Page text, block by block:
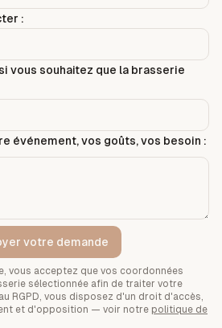
:
vous souhaitez que la brasserie
événement, vos goûts, vos besoin :
votre demande
vous acceptez que vos coordonnées
sélectionnée afin de traiter votre
RGPD, vous disposez d'un droit d'accès,
et d'opposition — voir notre politique de